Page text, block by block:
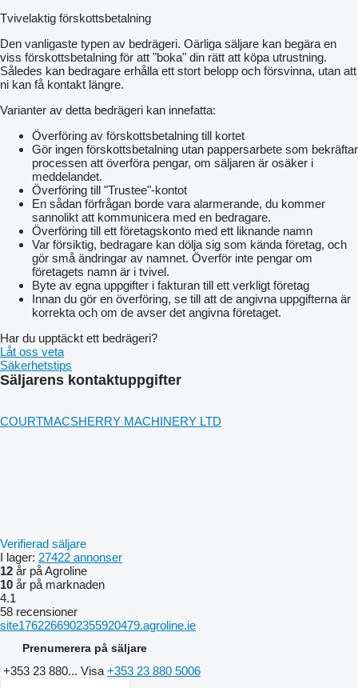
Tvivelaktig förskottsbetalning
Den vanligaste typen av bedrägeri. Oärliga säljare kan begära en
viss förskottsbetalning för att "boka" din rätt att köpa utrustning.
Således kan bedragare erhålla ett stort belopp och försvinna, utan att
ni kan få kontakt längre.
Varianter av detta bedrägeri kan innefatta:
Överföring av förskottsbetalning till kortet
Gör ingen förskottsbetalning utan pappersarbete som bekräftar
processen att överföra pengar, om säljaren är osäker i
meddelandet.
Överföring till "Trustee"-kontot
En sådan förfrågan borde vara alarmerande, du kommer
sannolikt att kommunicera med en bedragare.
Överföring till ett företagskonto med ett liknande namn
Var försiktig, bedragare kan dölja sig som kända företag, och
gör små ändringar av namnet. Överför inte pengar om
företagets namn är i tvivel.
Byte av egna uppgifter i fakturan till ett verkligt företag
Innan du gör en överföring, se till att de angivna uppgifterna är
korrekta och om de avser det angivna företaget.
Har du upptäckt ett bedrägeri?
Låt oss veta
Säkerhetstips
Säljarens kontaktuppgifter
COURTMACSHERRY MACHINERY LTD
Verifierad säljare
I lager: 27422 annonser
12 år på Agroline
10 år på marknaden
4.1
58 recensioner
site1762266902355920479.agroline.ie
Prenumerera på säljare
+353 23 880... Visa +353 23 880 5006